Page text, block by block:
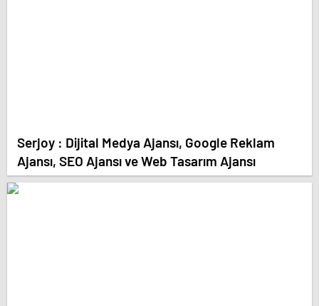
Serjoy : Dijital Medya Ajansı, Google Reklam
Ajansı, SEO Ajansı ve Web Tasarım Ajansı